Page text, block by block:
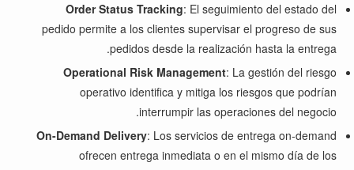
Order Status Tracking: El seguimiento del estado del
pedido permite a los clientes supervisar el progreso de sus
pedidos desde la realización hasta la entrega.
Operational Risk Management: La gestión del riesgo
operativo identifica y mitiga los riesgos que podrían
interrumpir las operaciones del negocio.
On-Demand Delivery: Los servicios de entrega on-demand
ofrecen entrega inmediata o en el mismo día de los